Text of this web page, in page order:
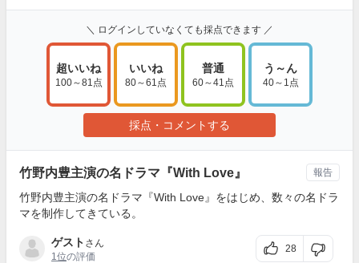
＼ ログインしていなくても採点できます ／
超いいね
100～81点
いいね
80～61点
普通
60～41点
う～ん
40～1点
採点・コメントする
竹野内豊主演の名ドラマ『With Love』
竹野内豊主演の名ドラマ『With Love』をはじめ、数々の名ドラ
マを制作してきている。
ゲスト さん
1位の評価
28
報告